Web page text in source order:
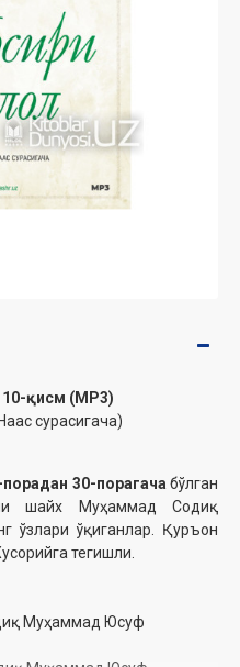
10-қисм (MP3)
сурасигача)
порадан 30-порагачабўлган
шайх Муҳаммад Содиқ
ўзлари ўқиганлар. Қуръон
тегишли.
Муҳаммад Юсуф